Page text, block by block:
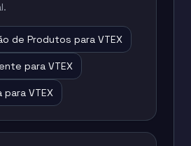
de Produtos para VTEX
para VTEX
VTEX